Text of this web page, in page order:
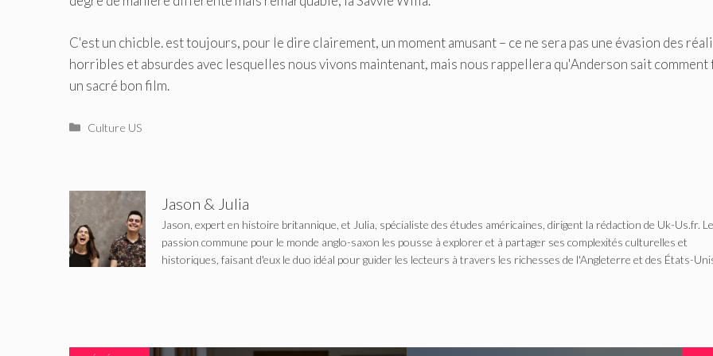
C'est un chicble. est toujours, pour le dire clairement, un moment amusant – ce ne sera pas une évasion des
horribles et absurdes avec lesquelles nous vivons maintenant, mais nous rappellera qu'Anderson sait comment
un sacré bon film.
Catégories
Culture US
Jason & Julia
Jason, expert en histoire britannique, et Julia, spécialiste des études américaines, dirigent la rédaction de Uk-Us.fr.
passion commune pour le monde anglo-saxon les pousse à explorer et à partager ses complexités culturelles et
historiques, faisant d'eux le duo idéal pour guider les lecteurs à travers les richesses de l'Angleterre et des États-